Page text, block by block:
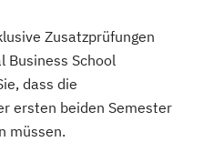
Zusatzprüfungen
Business School
dass die
ersten beiden Semester
müssen.